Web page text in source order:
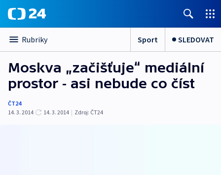
Rubriky Sport SLEDOVAT
Moskva „začišťuje“ mediální
prostor - asi nebude co číst
ČT24
14. 3. 2014
14. 3. 2014 | Zdroj: ČT24